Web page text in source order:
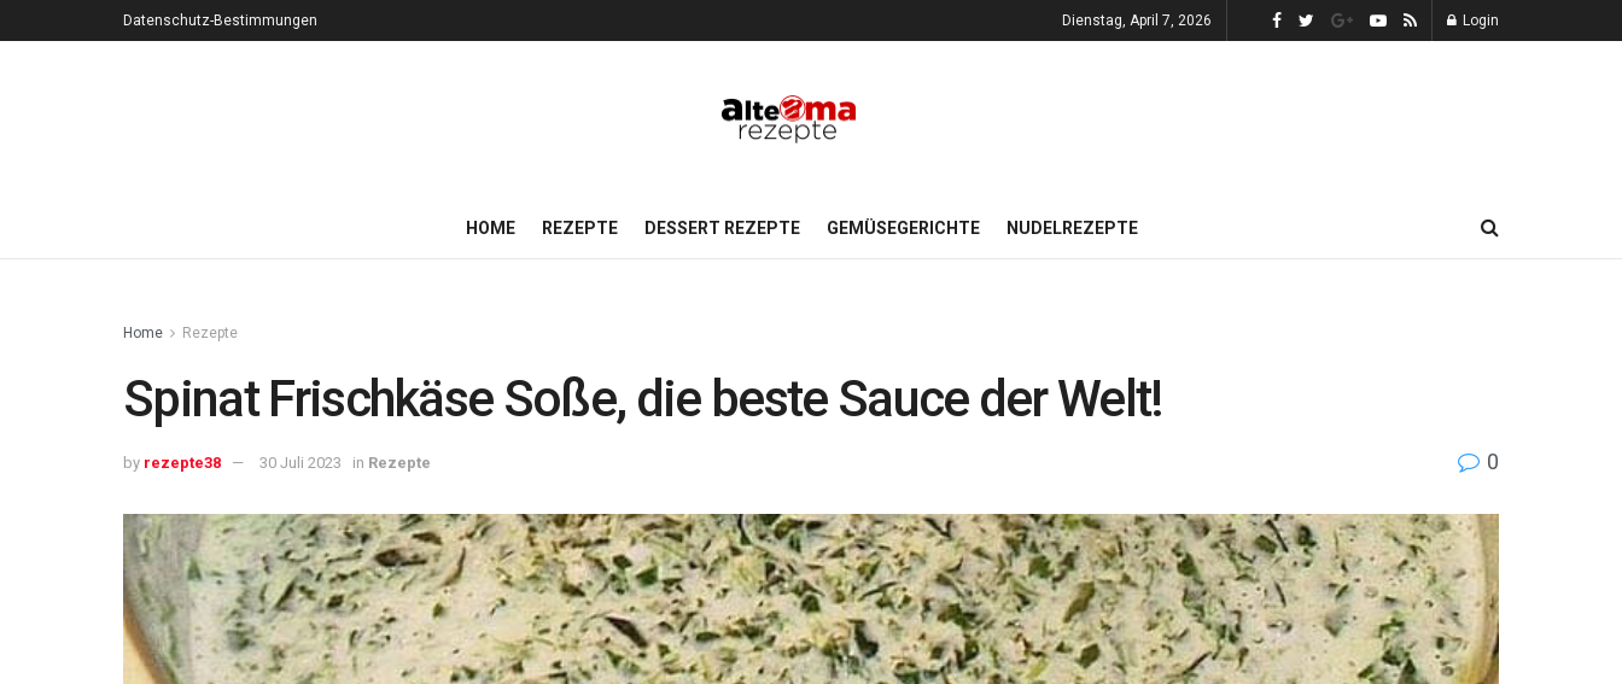
Datenschutz-Bestimmungen Dienstag, April 7, 2026 Login
HOME REZEPTE DESSERT REZEPTE GEMÜSEGERICHTE NUDELREZEPTE
Home Rezepte
Spinat Frischkäse Soße, die beste Sauce der Welt!
by rezepte38 30 Juli 2023 in Rezepte 0